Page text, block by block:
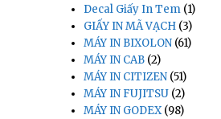
Decal Giấy In Tem (1)
GIẤY IN MÃ VẠCH (3)
MÁY IN BIXOLON (61)
MÁY IN CAB (2)
MÁY IN CITIZEN (51)
MÁY IN FUJITSU (2)
MÁY IN GODEX(98)